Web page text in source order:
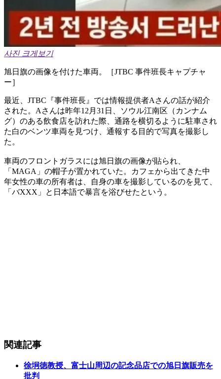
사진 크게보기
旭日旗の画像を付けた車両。［JTBC 事件班長キャプチャ
ー］
最近、JTBC『事件班長』では情報提供者Aさんの話が紹介
された。Aさんは昨年12月31日、ソウル江南区（カンナム
グ）のある飲食店を訪れた際、通路を横切るように駐車され
た白のベンツ車両を見つけ、通報する目的で写真を撮影し
た。
車両のフロントガラスには旭日旗の画像が貼られ、
「MAGA」の帽子が置かれていた。カフェから出てきた中
年女性の車の所有者は、自身の車を撮影しているのを見て、
「バXXX」と日本語で暴言を浴びせたという。
関連記事
徐坰徳教授、富士山周辺の記念品店での旭日旗販売を
批判